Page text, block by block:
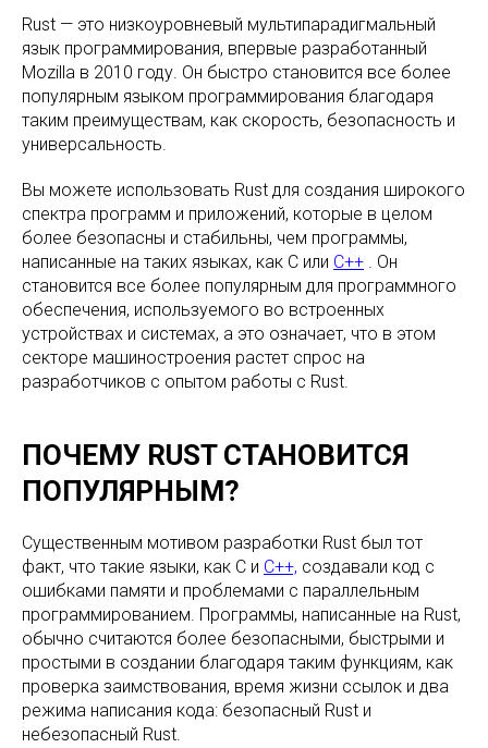
Rust — это низкоуровневый мультипарадигмальный
язык программирования, впервые разработанный
Mozilla в 2010 году. Он быстро становится все более
популярным языком программирования благодаря
таким преимуществам, как скорость, безопасность и
универсальность.
Вы можете использовать Rust для создания широкого
спектра программ и приложений, которые в целом
более безопасны и стабильны, чем программы,
написанные на таких языках, как C или C++ . Он
становится все более популярным для программного
обеспечения, используемого во встроенных
устройствах и системах, а это означает, что в этом
секторе машиностроения растет спрос на
разработчиков с опытом работы с Rust.
ПОЧЕМУ RUST СТАНОВИТСЯ
ПОПУЛЯРНЫМ?
Существенным мотивом разработки Rust был тот
факт, что такие языки, как C и C++, создавали код с
ошибками памяти и проблемами с параллельным
программированием. Программы, написанные на Rust,
обычно считаются более безопасными, быстрыми и
простыми в создании благодаря таким функциям, как
проверка заимствования, время жизни ссылок и два
режима написания кода: безопасный Rust и
небезопасный Rust.